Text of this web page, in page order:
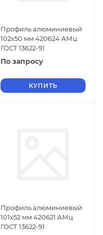
Профиль алюминиевый
102х50 мм 420624 АМц
ГОСТ 13622-91
По запросу
КУПИТЬ
Профиль алюминиевый
101х52 мм 420621 АМц
ГОСТ 13622-91